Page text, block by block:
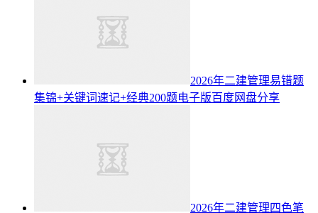
2026年二建管理易错题
集锦+关键词速记+经典200题电子版百度网盘分享
2026年二建管理四色笔